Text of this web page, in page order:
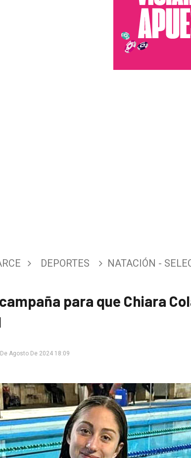
DEPORTES NATACIÓN -
para que Chiara
Agosto De 2024 18:09